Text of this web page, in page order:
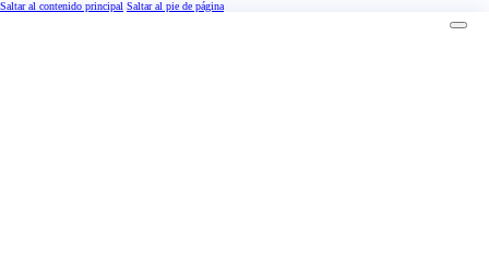
Saltar al contenido principal Saltar al pie de página